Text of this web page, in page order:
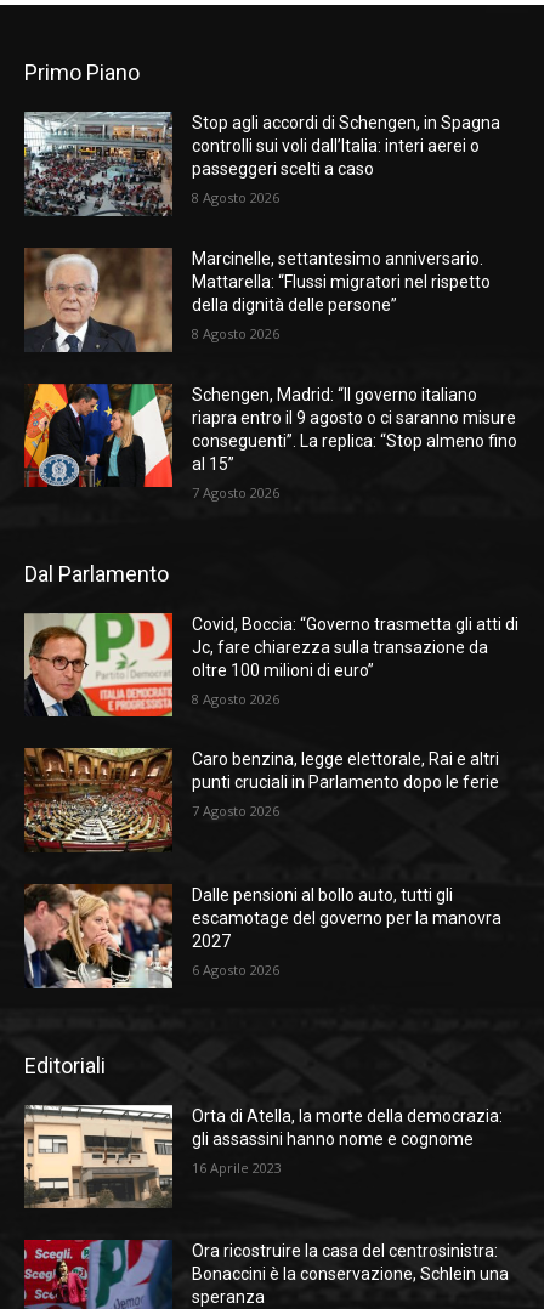
Primo Piano
Stop agli accordi di Schengen, in Spagna
controlli sui voli dall’Italia: interi aerei o
passeggeri scelti a caso
8 Agosto 2026
Marcinelle, settantesimo anniversario.
Mattarella: “Flussi migratori nel rispetto
della dignità delle persone”
8 Agosto 2026
Schengen, Madrid: “Il governo italiano
riapra entro il 9 agosto o ci saranno misure
conseguenti”. La replica: “Stop almeno fino
al 15”
7 Agosto 2026
Dal Parlamento
Covid, Boccia: “Governo trasmetta gli atti di
Jc, fare chiarezza sulla transazione da
oltre 100 milioni di euro”
8 Agosto 2026
Caro benzina, legge elettorale, Rai e altri
punti cruciali in Parlamento dopo le ferie
7 Agosto 2026
Dalle pensioni al bollo auto, tutti gli
escamotage del governo per la manovra
2027
6 Agosto 2026
Editoriali
Orta di Atella, la morte della democrazia:
gli assassini hanno nome e cognome
16 Aprile 2023
Ora ricostruire la casa del centrosinistra:
Bonaccini è la conservazione, Schlein una
speranza